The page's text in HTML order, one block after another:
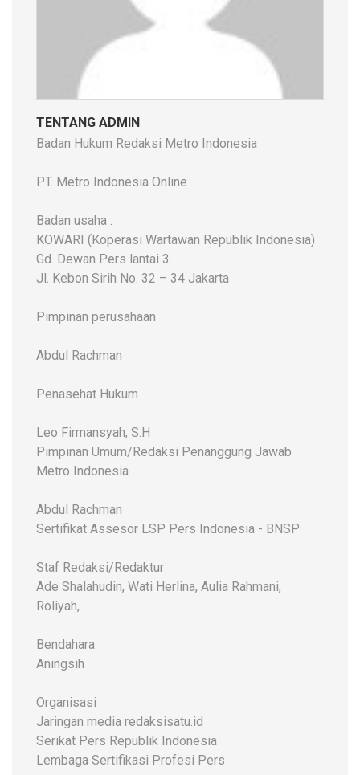
TENTANG ADMIN
Badan Hukum Redaksi Metro Indonesia
PT. Metro Indonesia Online
Badan usaha :
KOWARI (Koperasi Wartawan Republik Indonesia)
Gd. Dewan Pers lantai 3.
Jl. Kebon Sirih No. 32 – 34 Jakarta
Pimpinan perusahaan
Abdul Rachman
Penasehat Hukum
Leo Firmansyah, S.H
Pimpinan Umum/Redaksi Penanggung Jawab
Metro Indonesia
Abdul Rachman
Sertifikat Assesor LSP Pers Indonesia - BNSP
Staf Redaksi/Redaktur
Ade Shalahudin, Wati Herlina, Aulia Rahmani,
Roliyah,
Bendahara
Aningsih
Organisasi
Jaringan media redaksisatu.id
Serikat Pers Republik Indonesia
Lembaga Sertifikasi Profesi Pers